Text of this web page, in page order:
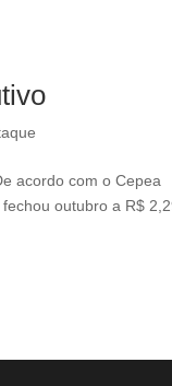
acordo com o Cepea
fechou outubro a R$